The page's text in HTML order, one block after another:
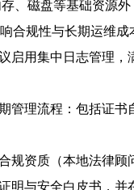
、磁盘等基础资源
合规性与长期运维成
启用集中日志管理
管理流程：包括证
规资质（本地法律
与安全白皮书，并